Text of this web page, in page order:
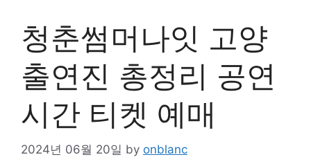
청춘썸머나잇 고양
출연진 총정리 공연
시간 티켓 예매
2024년 06월 20일 by onblanc